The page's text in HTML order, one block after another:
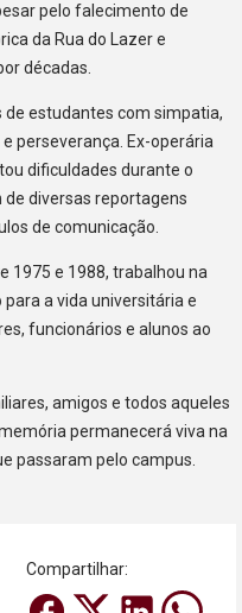
pelo falecimento de
da Rua do Lazer e
décadas.
de estudantes com simpatia,
perseverança. Ex-operária
dificuldades durante o
diversas reportagens
de comunicação.
1975 e 1988, trabalhou na
a vida universitária e
funcionários e alunos ao
amigos e todos aqueles
permanecerá viva na
passaram pelo campus.
Compartilhar: